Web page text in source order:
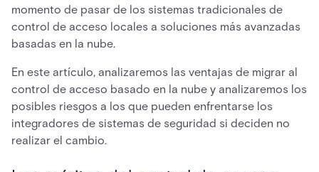
momento de pasar de los sistemas tradicionales de
control de acceso locales a soluciones más avanzadas
basadas en la nube.
En este artículo, analizaremos las ventajas de migrar al
control de acceso basado en la nube y analizaremos los
posibles riesgos a los que pueden enfrentarse los
integradores de sistemas de seguridad si deciden no
realizar el cambio.